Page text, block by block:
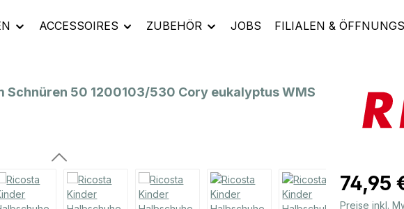
ACCESSOIRES ZUBEHÖR JOBS FILIALEN &
Schnüren 50 1200103/530 Cory eukalyptus WMS
Regulärer
74,95
Preise inkl.